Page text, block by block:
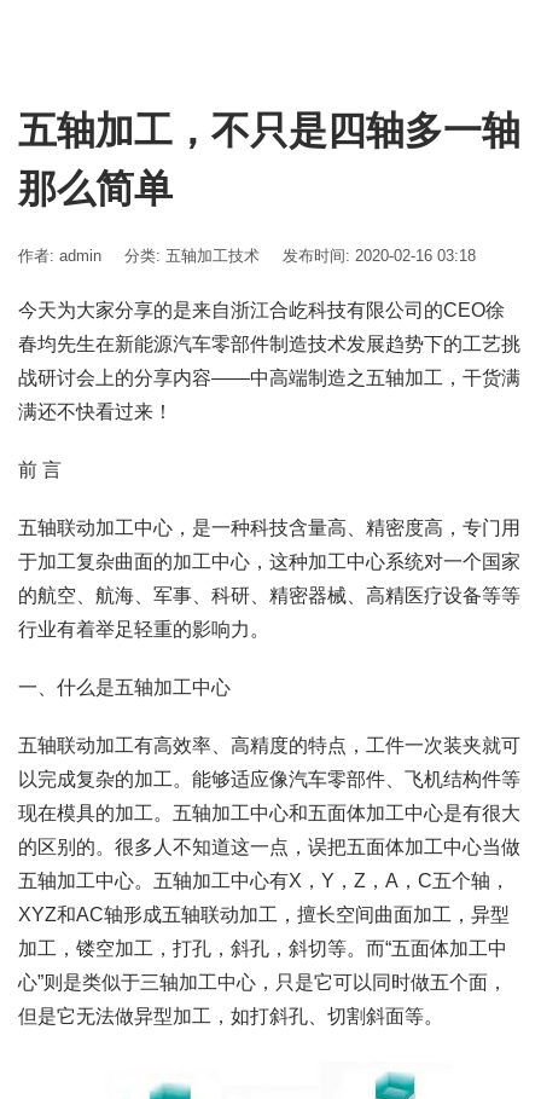
五轴加工，不只是四轴多一轴
那么简单
作者: admin 分类: 五轴加工技术 发布时间: 2020-02-16 03:18
今天为大家分享的是来自浙江合屹科技有限公司的CEO徐
春均先生在新能源汽车零部件制造技术发展趋势下的工艺挑
战研讨会上的分享内容——中高端制造之五轴加工，干货满
满还不快看过来！
前 言
五轴联动加工中心，是一种科技含量高、精密度高，专门用
于加工复杂曲面的加工中心，这种加工中心系统对一个国家
的航空、航海、军事、科研、精密器械、高精医疗设备等等
行业有着举足轻重的影响力。
一、什么是五轴加工中心
五轴联动加工有高效率、高精度的特点，工件一次装夹就可
以完成复杂的加工。能够适应像汽车零部件、飞机结构件等
现在模具的加工。五轴加工中心和五面体加工中心是有很大
的区别的。很多人不知道这一点，误把五面体加工中心当做
五轴加工中心。五轴加工中心有X，Y，Z，A，C五个轴，
XYZ和AC轴形成五轴联动加工，擅长空间曲面加工，异型
加工，镂空加工，打孔，斜孔，斜切等。而“五面体加工中
心”则是类似于三轴加工中心，只是它可以同时做五个面，
但是它无法做异型加工，如打斜孔、切割斜面等。